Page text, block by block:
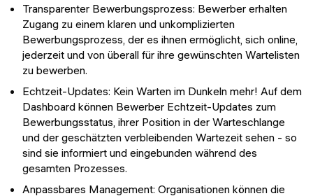
Transparenter Bewerbungsprozess: Bewerber erhalten
Zugang zu einem klaren und unkomplizierten
Bewerbungsprozess, der es ihnen ermöglicht, sich online,
jederzeit und von überall für ihre gewünschten Wartelisten
zu bewerben.
Echtzeit-Updates: Kein Warten im Dunkeln mehr! Auf dem
Dashboard können Bewerber Echtzeit-Updates zum
Bewerbungsstatus, ihrer Position in der Warteschlange
und der geschätzten verbleibenden Wartezeit sehen - so
sind sie informiert und eingebunden während des
gesamten Prozesses.
Anpassbares Management: Organisationen können die